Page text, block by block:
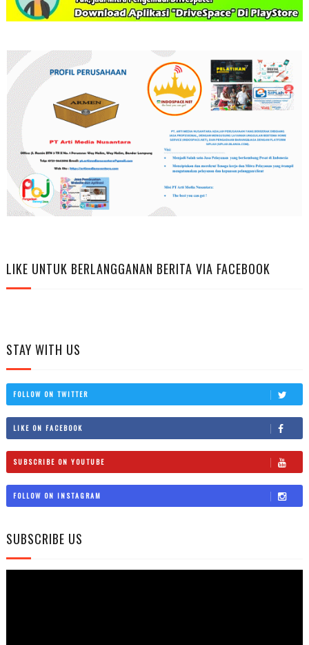
LIKE UNTUK BERLANGGANAN BERITA VIA FACEBOOK
STAY WITH US
FOLLOW ON TWITTER
LIKE ON FACEBOOK
SUBSCRIBE ON YOUTUBE
FOLLOW ON INSTAGRAM
SUBSCRIBE US